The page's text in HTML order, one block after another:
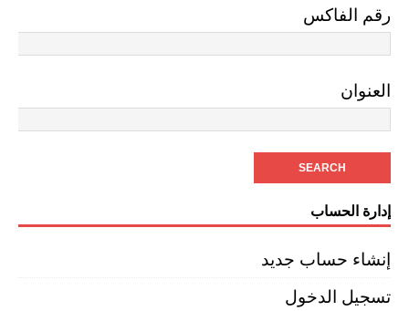
رقم الفاكس
العنوان
إدارة الحساب
إنشاء حساب جديد
تسجيل الدخول